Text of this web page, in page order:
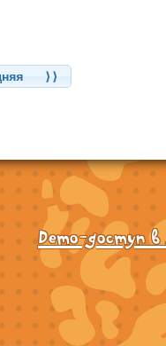
⟩⟩
Demo-доступ